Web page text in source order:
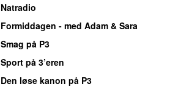
Natradio
Formiddagen - med Adam & Sara
Smag på P3
Sport på 3’eren
Den løse kanon på P3